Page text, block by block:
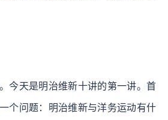
今天是明治维新十讲的第一讲。首
个问题：明治维新与洋务运动有什